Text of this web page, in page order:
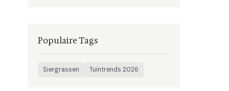
Populaire Tags
Siergrassen Tuintrends 2026